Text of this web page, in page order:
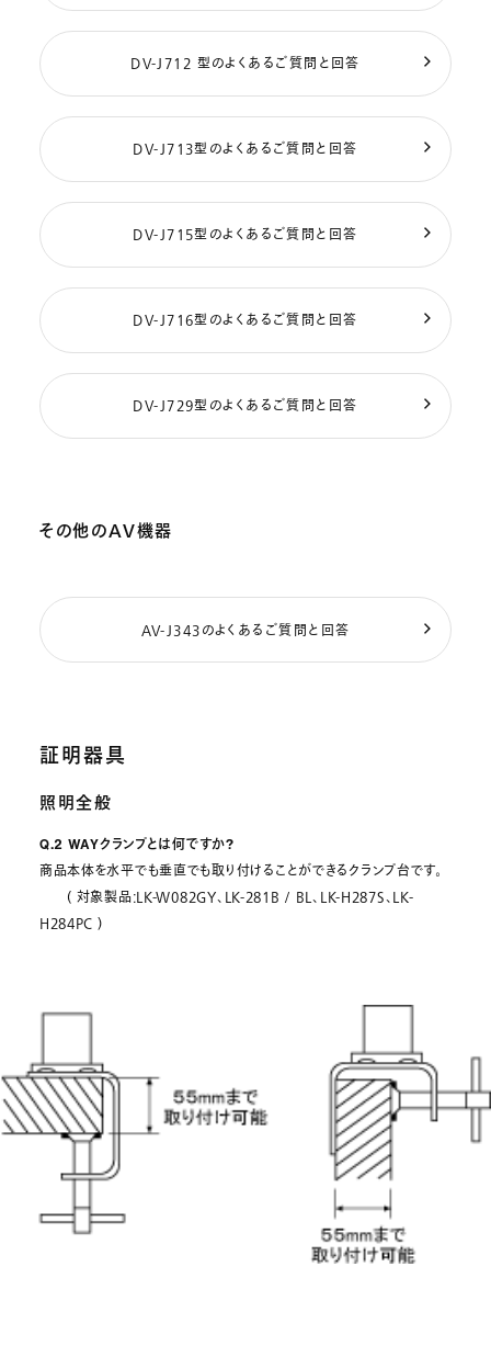
DV-J712 型のよくあるご質問と回答
DV-J713型のよくあるご質問と回答
DV-J715型のよくあるご質問と回答
DV-J716型のよくあるご質問と回答
DV-J729型のよくあるご質問と回答
その他のAV機器
AV-J343のよくあるご質問と回答
証明器具
照明全般
Q.2 WAYクランプとは何ですか?
商品本体を水平でも垂直でも取り付けることができるクランプ台です。
( 対象製品:LK-W082GY、LK-281B / BL、LK-H287S、LK-
H284PC )